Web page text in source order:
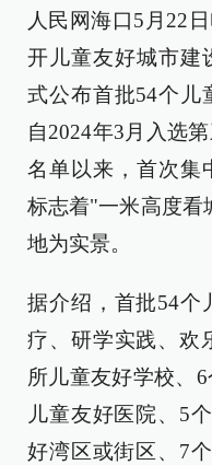
人民网海口5月22
开儿童友好城市建
式公布首批54个儿
自2024年3月入选
名单以来，首次集
标志着"一米高度看
地为实景。
据介绍，首批54个
疗、研学实践、欢
所儿童友好学校、
儿童友好医院、5
好湾区或街区、7